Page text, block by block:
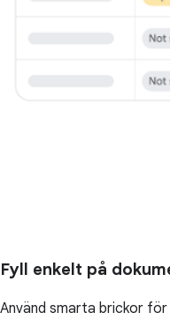
Fyll enkelt på
Använd smarta brickor för